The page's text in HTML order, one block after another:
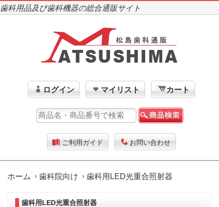
歯科用品及び歯科機器の総合通販サイト
ログイン マイリスト カート
ご利用ガイド お問い合わせ
ホーム 歯科院向け 歯科用LED光重合照射器
歯科用LED光重合照射器